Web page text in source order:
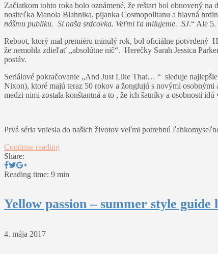
Začiatkom tohto roka bolo oznámené, že reštart bol obnovený na
nositeľka Manola Blahnika, pijanka Cosmopolitanu a hlavná
nášmu publiku. Si naša srdcovka. Veľmi ťa milujeme. SJ.“​​ Ale
Reboot, ktorý mal premiéru minulý rok, bol oficiálne potvrdený
že nemohla zdieľať „absolútne nič“. Herečky Sarah Jessica
postáv.
Seriálové pokračovanie „And Just Like That… “ sleduje
Nixon), ktoré majú teraz 50 rokov a žonglujú s novými osobnými
medzi nimi zostala konštantná a to , že ich šatníky a osobnosti
Prvá séria vniesla do našich životov veľmi potrebnú
Continue reading
Share:
Reading time: 9 min
Yellow passion – summer style guide
4. mája 2017